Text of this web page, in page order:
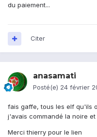
du paiement...
Citer
anasamati
Posté(e) 24 février
fais gaffe, tous les elf qu'ils
j'avais commandé la noire
Merci thierry pour le lien